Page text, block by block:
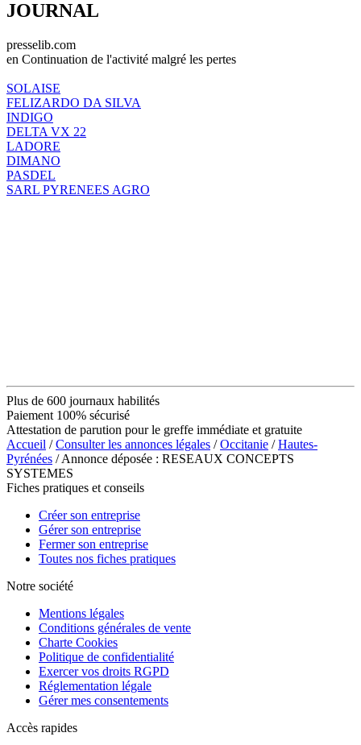
JOURNAL
presselib.com
en Continuation de l'activité malgré les pertes
SOLAISE
FELIZARDO DA SILVA
INDIGO
DELTA VX 22
LADORE
DIMANO
PASDEL
SARL PYRENEES AGRO
Plus de 600 journaux habilités
Paiement 100% sécurisé
Attestation de parution pour le greffe immédiate et gratuite
Accueil /Consulter les annonces légales /Occitanie /Hautes-
Pyrénées / Annonce déposée : RESEAUX CONCEPTS
SYSTEMES
Fiches pratiques et conseils
Créer son entreprise
Gérer son entreprise
Fermer son entreprise
Toutes nos fiches pratiques
Notre société
Mentions légales
Conditions générales de vente
Charte Cookies
Politique de confidentialité
Exercer vos droits RGPD
Réglementation légale
Gérer mes consentements
Accès rapides